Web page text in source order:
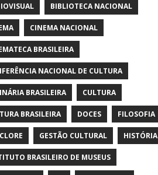
BIBLIOTECA NACIONAL
CINEMA NACIONAL
BRASILEIRA
NACIONAL DE CULTURA
BRASILEIRA CULTURA
BRASILEIRA DOCES FILOSOFIA
GESTÃO CULTURAL HISTÓRIA
BRASILEIRO DE MUSEUS